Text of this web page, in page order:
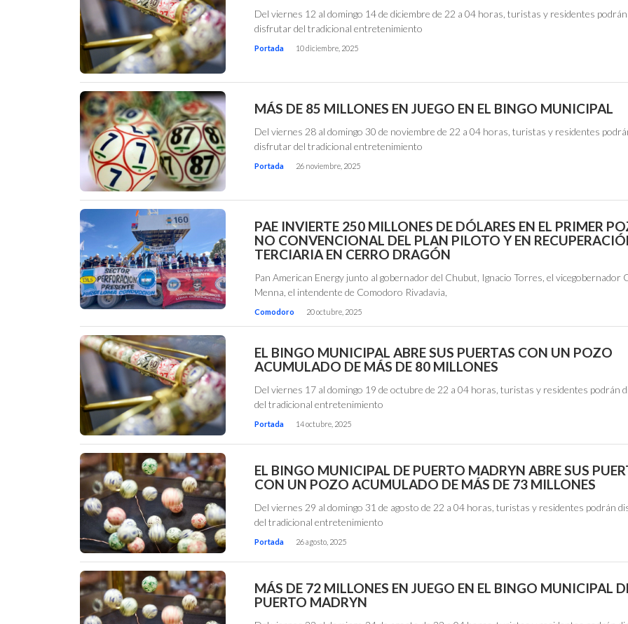
Del viernes 12 al domingo 14 de diciembre de 22 a 04 horas, turistas y residentes podrán
disfrutar del tradicional entretenimiento
Portada 10 diciembre, 2025
MÁS DE 85 MILLONES EN JUEGO EN EL BINGO MUNICIPAL
Del viernes 28 al domingo 30 de noviembre de 22 a 04 horas, turistas y residentes
disfrutar del tradicional entretenimiento
Portada 26 noviembre, 2025
PAE INVIERTE 250 MILLONES DE DÓLARES EN EL PRIMER
NO CONVENCIONAL DEL PLAN PILOTO Y EN
TERCIARIA EN CERRO DRAGÓN
Pan American Energy junto al gobernador del Chubut, Ignacio Torres, el vicegobernador
Menna, el intendente de Comodoro Rivadavia,
Comodoro 20 octubre, 2025
EL BINGO MUNICIPAL ABRE SUS PUERTAS CON UN POZO
ACUMULADO DE MÁS DE 80 MILLONES
Del viernes 17 al domingo 19 de octubre de 22 a 04 horas, turistas y residentes podrán
del tradicional entretenimiento
Portada 14 octubre, 2025
EL BINGO MUNICIPAL DE PUERTO MADRYN ABRE SUS
CON UN POZO ACUMULADO DE MÁS DE 73 MILLONES
Del viernes 29 al domingo 31 de agosto de 22 a 04 horas, turistas y residentes podrán
del tradicional entretenimiento
Portada 26 agosto, 2025
MÁS DE 72 MILLONES EN JUEGO EN EL BINGO MUNICIPAL
PUERTO MADRYN